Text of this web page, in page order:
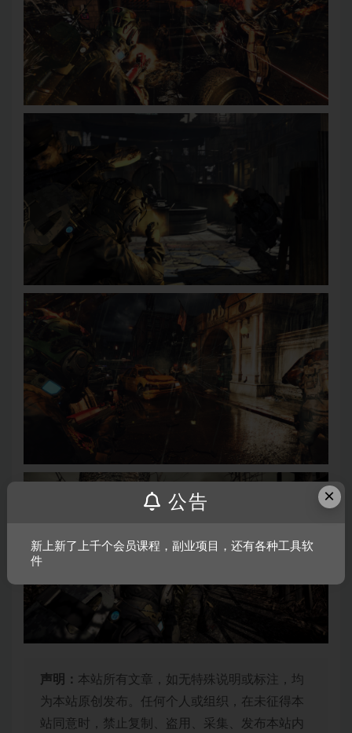
声明： 本站所有文章，如无特殊说明或标注，均
为本站原创发布。任何个人或组织，在未征得本
站同意时，禁止复制、盗用、采集、发布本站内
×
公告
新上新了上千个会员课程，副业项目，还有各种工具软
件